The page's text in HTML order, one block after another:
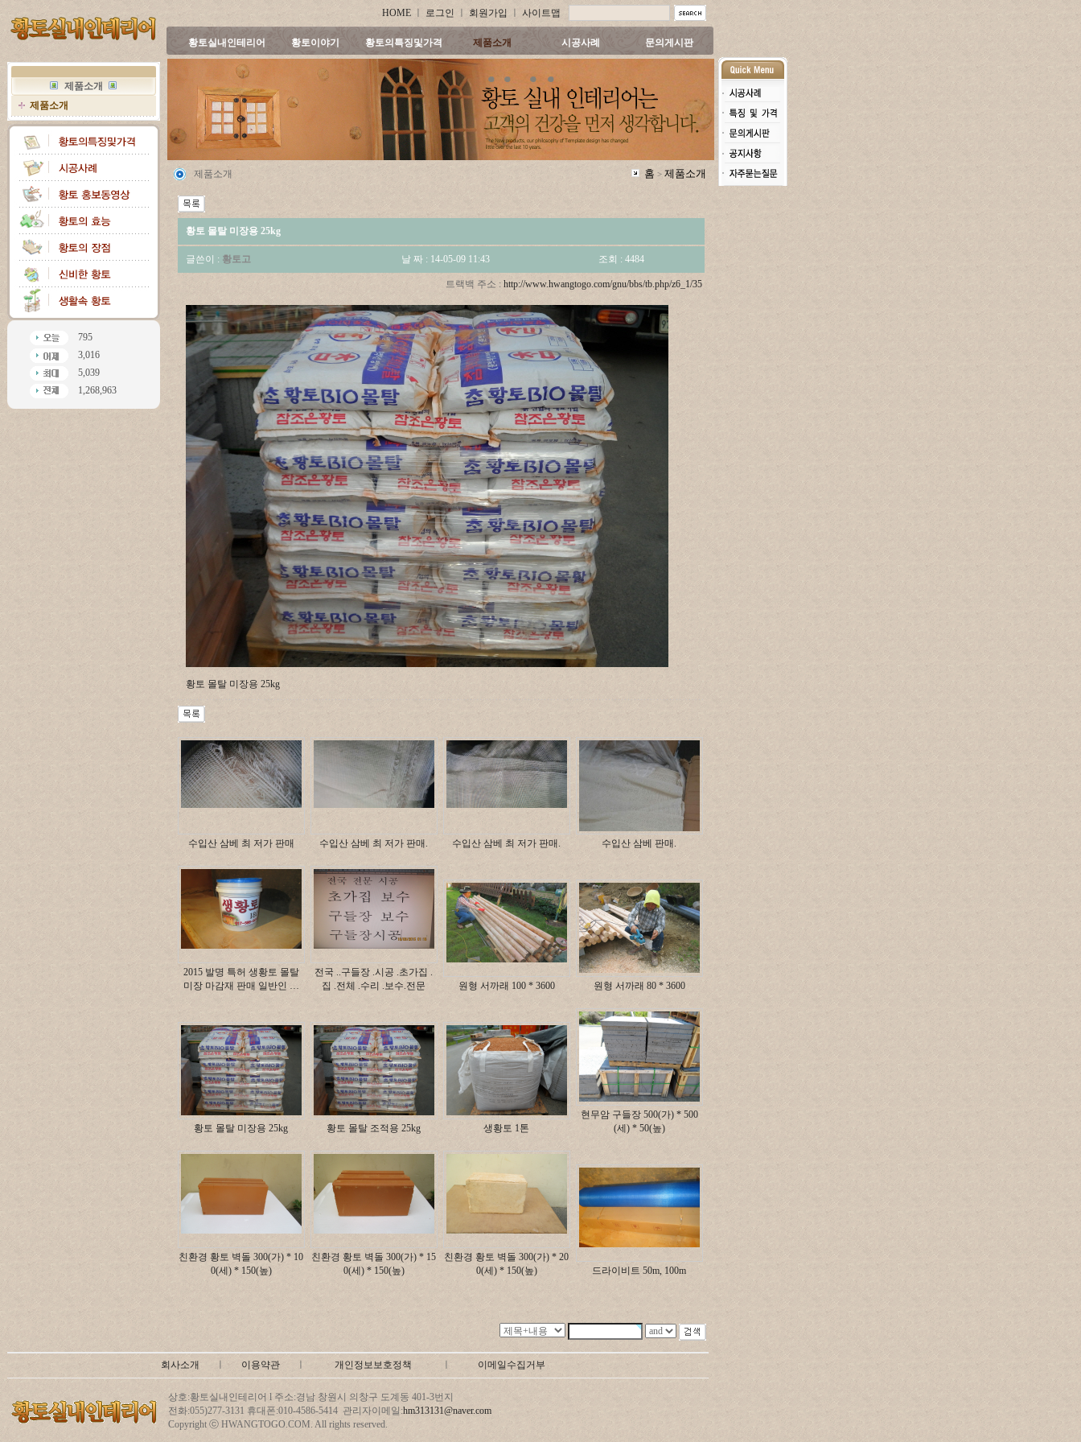
HOME 로그인 회원가입 사이트맵
황토실내인테리어 황토이야기 황토의특징및가격 제품소개 시공사례 문의게시판
제품소개
제품소개
795
3,016
5,039
1,268,963
제품소개 홈 > 제품소개
황토 몰탈 미장용 25kg
글쓴이 : 황토고 날 짜 : 14-05-09 11:43 조회 : 4484
트랙백 주소 : http://www.hwangtogo.com/gnu/bbs/tb.php/z6_1/35
황토 몰탈 미장용 25kg
수입산 삼베 최 저가 판매 수입산 삼베 최 저가 판매. 수입산 삼베 최 저가 판매. 수입산 삼베 판매.
2015 발명 특허 생황토 몰탈
미장 마감재 판매 일반인 …
전국 ..구들장 .시공 .초가집 .
집 .전체 .수리 .보수.전문
원형 서까래 100 * 3600 원형 서까래 80 * 3600
황토 몰탈 미장용 25kg 황토 몰탈 조적용 25kg 생황토 1톤
현무암 구들장 500(가) * 500
(세) * 50(높)
친환경 황토 벽돌 300(가) * 10
0(세) * 150(높)
친환경 황토 벽돌 300(가) * 15
0(세) * 150(높)
친환경 황토 벽돌 300(가) * 20
0(세) * 150(높)
드라이비트 50m, 100m
회사소개 이용약관 개인정보보호정책 이메일수집거부
상호:황토실내인테리어 l 주소:경남 창원시 의창구 도계동 401-3번지
전화:055)277-3131 휴대폰:010-4586-5414 관리자이메일:hm313131@naver.com
Copyright ⓒ HWANGTOGO.COM. All rights reserved.